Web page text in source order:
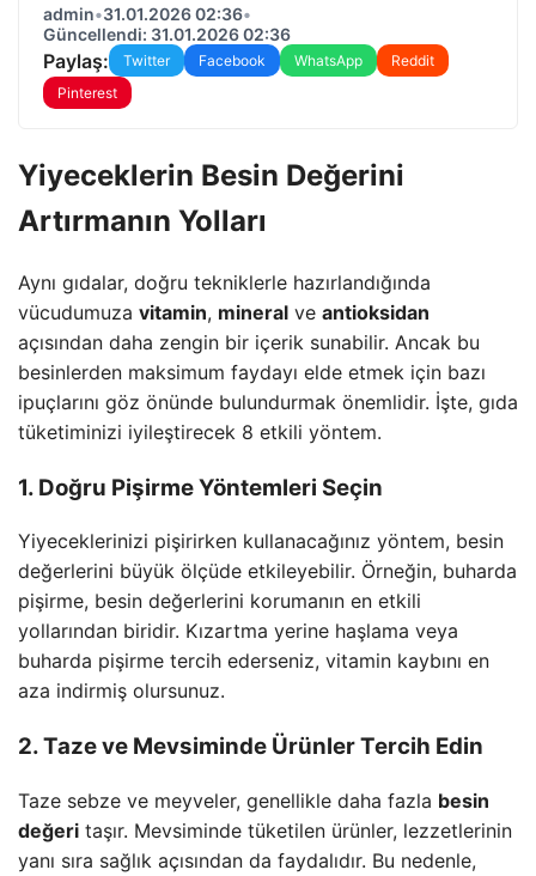
admin•31.01.2026 02:36•
Güncellendi: 31.01.2026 02:36
Paylaş: Twitter Facebook WhatsApp
Reddit
Pinterest
Yiyeceklerin Besin Değerini
Artırmanın Yolları
Aynı gıdalar, doğru tekniklerle hazırlandığında
vücudumuza vitamin, mineral ve antioksidan
açısından daha zengin bir içerik sunabilir. Ancak bu
besinlerden maksimum faydayı elde etmek için bazı
ipuçlarını göz önünde bulundurmak önemlidir. İşte, gıda
tüketiminizi iyileştirecek 8 etkili yöntem.
1. Doğru Pişirme Yöntemleri Seçin
Yiyeceklerinizi pişirirken kullanacağınız yöntem, besin
değerlerini büyük ölçüde etkileyebilir. Örneğin, buharda
pişirme, besin değerlerini korumanın en etkili
yollarından biridir. Kızartma yerine haşlama veya
buharda pişirme tercih ederseniz, vitamin kaybını en
aza indirmiş olursunuz.
2. Taze ve Mevsiminde Ürünler Tercih Edin
Taze sebze ve meyveler, genellikle daha fazla besin
değeri taşır. Mevsiminde tüketilen ürünler, lezzetlerinin
yanı sıra sağlık açısından da faydalıdır. Bu nedenle,